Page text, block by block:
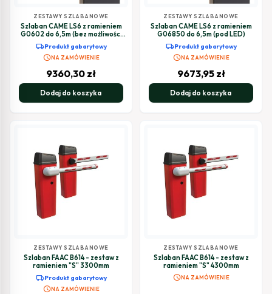
ZESTAWY SZLABANOWE
Szlaban CAME LS6 z ramieniem
G0602 do 6,5m (bez możliwości
local_shippingProdukt gabarytowy
scheduleNA ZAMÓWIENIE
9360,30 zł
Dodaj do koszyka
ZESTAWY SZLABANOWE
Szlaban CAME LS6 z ramieniem
G06850 do 6,5m (pod LED)
local_shippingProdukt gabarytowy
scheduleNA ZAMÓWIENIE
9673,95 zł
Dodaj do koszyka
ZESTAWY SZLABANOWE
Szlaban FAAC B614 - zestaw z
ramieniem "S" 3300mm
local_shippingProdukt gabarytowy
scheduleNA ZAMÓWIENIE
ZESTAWY SZLABANOWE
Szlaban FAAC B614 - zestaw z
ramieniem "S" 4300mm
scheduleNA ZAMÓWIENIE